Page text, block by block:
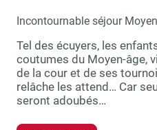
Incontournable séjour
Tel des écuyers, les
coutumes du Moyen-âge,
de la cour et de ses
relâche les attend… Car
seront adoubés…